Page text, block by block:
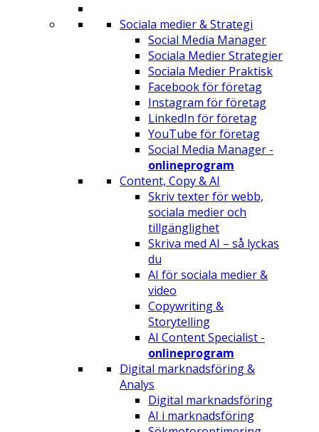
Sociala medier & Strategi
Social Media Manager
Sociala Medier Strategier
Sociala Medier Praktisk
Facebook för företag
Instagram för företag
LinkedIn för företag
YouTube för företag
Social Media Manager -
onlineprogram
Content, Copy & AI
Skriv texter för webb,
sociala medier och
tillgänglighet
Skriva med AI – så lyckas
du
AI för sociala medier &
video
Copywriting &
Storytelling
AI Content Specialist -
onlineprogram
Digital marknadsföring &
Analys
Digital marknadsföring
AI i marknadsföring